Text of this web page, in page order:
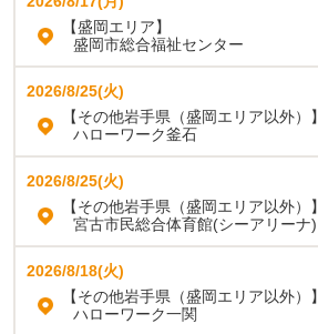
【盛岡エリア】
盛岡市総合福祉センター
2026/8/25(火)
【その他岩手県（盛岡エリア以外）】
ハローワーク釜石
2026/8/25(火)
【その他岩手県（盛岡エリア以外）】
宮古市民総合体育館(シーアリーナ)
2026/8/18(火)
【その他岩手県（盛岡エリア以外）】
ハローワーク一関